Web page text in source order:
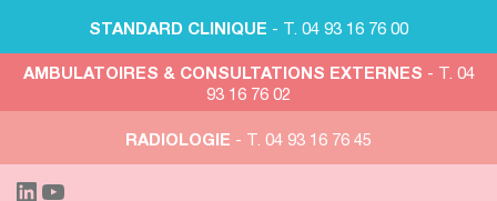
STANDARD CLINIQUE - T. 04 93 16 76 00
AMBULATOIRES & CONSULTATIONS EXTERNES - T. 04
93 16 76 02
RADIOLOGIE - T. 04 93 16 76 45